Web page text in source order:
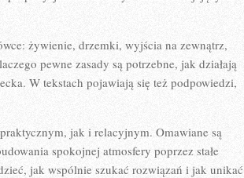
żywienie, drzemki, wyjścia na zewnątrz,
pewne zasady są potrzebne, jak działają
W tekstach pojawiają się też podpowiedzi,
jak i relacyjnym. Omawiane są
spokojnej atmosfery poprzez stałe
jak wspólnie szukać rozwiązań i jak unikać